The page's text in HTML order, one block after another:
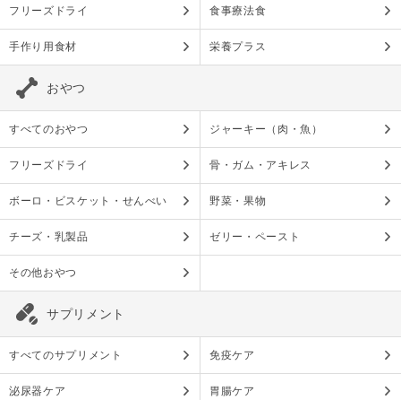
フリーズドライ 食事療法食
手作り用食材 栄養プラス
おやつ
すべてのおやつ ジャーキー（肉・魚）
フリーズドライ 骨・ガム・アキレス
ボーロ・ビスケット・せんべい 野菜・果物
チーズ・乳製品 ゼリー・ペースト
その他おやつ
サプリメント
すべてのサプリメント 免疫ケア
泌尿器ケア 胃腸ケア